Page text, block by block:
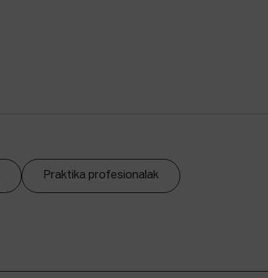
Praktika profesionalak